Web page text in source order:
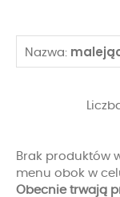
Nazwa:
Brak produktów
menu obok w
Obecnie trwają